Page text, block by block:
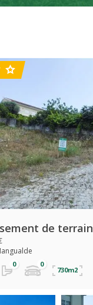
de terrain
730m2